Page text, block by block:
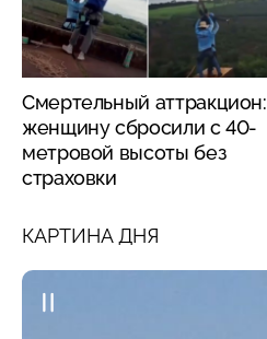
Смертельный аттракцион:
женщину сбросили с 40-
метровой высоты без
страховки
КАРТИНА ДНЯ